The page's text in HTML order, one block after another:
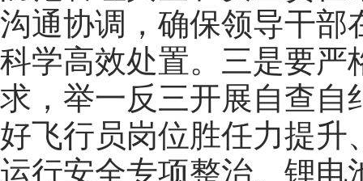
沟通协调 ， 确保领导干部
科学高效处置。 三是要严
求，举一反三开展自查自
好飞行员岗位胜任力提升
运行安全专项整治、锂电